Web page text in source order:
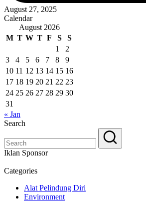
August 27, 2025
Calendar
August 2026
M T W T F S
S
1
2
3
4 5 6 7 8
9
10 11 12 13 14 15 16
17 18 19 20 21 22 23
24 25 26 27 28 29 30
31
« Jan
Search
Iklan Sponsor
Categories
Alat Pelindung Diri
Environment